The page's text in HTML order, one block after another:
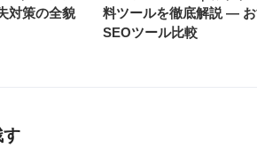
対策の全貌
料ツールを徹底解説 —
SEOツール比較
す